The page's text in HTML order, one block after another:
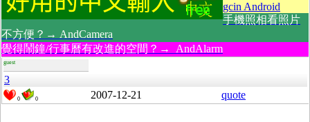
gcin Android
手機照相看照片
不方便？→ AndCamera
覺得鬧鐘/行事曆有改進的空間？→ AndAlarm
guest
3
0 0 2007-12-21 quote